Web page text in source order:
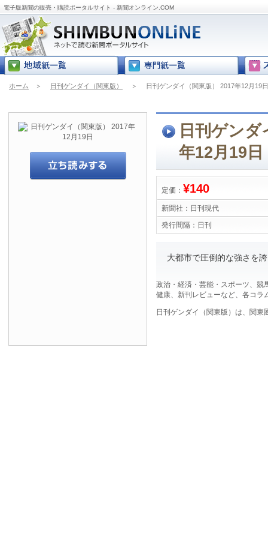
電子版新聞の販売・購読ポータルサイト - 新聞オンライン.COM
ホーム ＞ 日刊ゲンダイ（関東版） ＞ 日刊ゲンダイ（関東版） 2017年12月19日
日刊ゲン
年12月19日
定価： ¥140
新聞社： 日刊現代
発行間隔： 日刊
大都市で圧倒的な強さを
政治・経済・芸能・スポーツ、競
健康、新刊レビューなど、各コラ
日刊ゲンダイ（関東版）は、関